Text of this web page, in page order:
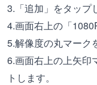
3.「追加」をタップ
4.画面右上の「
5.解像度の丸マーク
6.画面右上の上矢印
トします。